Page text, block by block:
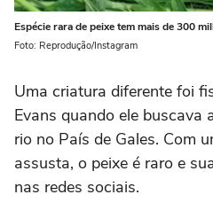
Espécie rara de peixe tem mais de 300
Foto: Reprodução/Instagram
Uma criatura diferente foi
Evans quando ele buscava
rio no País de Gales. Com
assusta, o peixe é raro e
nas redes sociais.